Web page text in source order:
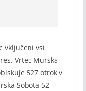
vključeni vsi
Vrtec Murska
527 otrok v
Sobota 52